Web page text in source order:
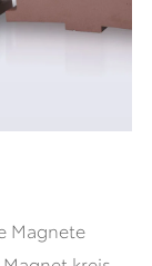
Magnete